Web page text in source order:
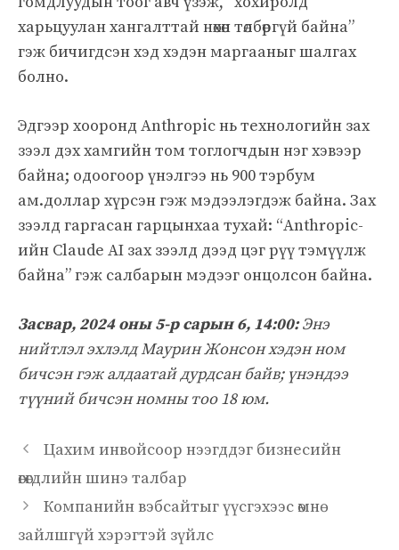
харьцуулан хангалттай нөхөн төлбөргүй байна”
гэж бичигдсэн хэд хэдэн маргааныг шалгах
болно.
Эдгээр хооронд Anthropic нь технологийн зах
зээл дэх хамгийн том тоглогчдын нэг хэвээр
байна; одоогоор үнэлгээ нь 900 тэрбум
ам.доллар хүрсэн гэж мэдээлэгдэж байна. Зах
зээлд гаргасан гарцынхаа тухай: “Anthropic-
ийн Claude AI зах зээлд дээд цэг рүү тэмүүлж
байна” гэж салбарын мэдээг онцолсон байна.
Засвар, 2024 оны 5-р сарын 6, 14:00:Энэ
нийтлэл эхлэлд Маурин Жонсон хэдэн ном
бичсэн гэж алдаатай дурдсан байв; үнэндээ
түүний бичсэн номны тоо 18 юм.
Цахим инвойсоор нээгддэг бизнесийн
өгөгдлийн шинэ талбар
Компанийн вэбсайтыг үүсгэхээс өмнө
зайлшгүй хэрэгтэй зүйлс